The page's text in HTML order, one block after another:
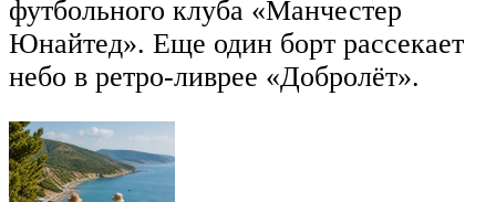
футбольного клуба «Манчестер
Юнайтед». Еще один борт рассекает
небо в ретро-ливрее «Добролёт».